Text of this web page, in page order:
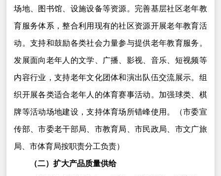
场地、图书馆、设施设备等资源。完善基层社区老年教
育服务体系，整合利用现有的社区资源开展老年教育活
动。支持和鼓励各类社会力量参与提供老年教育服务。
发展面向老年人的文学、广播、影视、音乐、短视频等
内容行业，支持老年文化团体和演出队伍交流展示。组
织开展各类适合老年人的体育赛事活动。加强球类、棋
牌等活动场地建设，支持体育场所错峰使用。（市委宣
传部、市委老干部局、市教育局、市民政局、市文广旅
局、市体育局按职责分工负责）
（二）扩大产品质量供给